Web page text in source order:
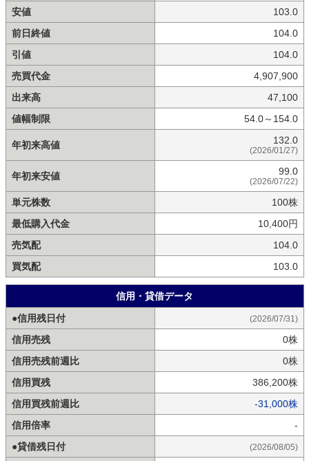
安値
103.0
前日終値
104.0
引値
104.0
売買代金
4,907,900
出来高
47,100
値幅制限
54.0～154.0
年初来高値 132.0
(2026/01/27)
年初来安値 99.0
(2026/07/22)
単元株数
100株
最低購入代金
10,400円
売気配
104.0
買気配
103.0
信用・貸借データ
●信用残日付
(2026/07/31)
信用売残
0株
信用売残前週比
0株
信用買残
386,200株
信用買残前週比
-31,000株
信用倍率
-
●貸借残日付
(2026/08/05)